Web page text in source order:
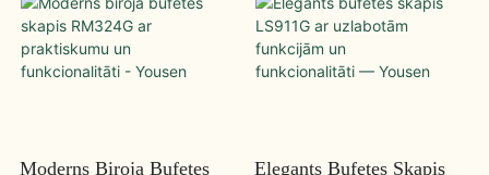
Moderns Biroja Bufetes
Elegants Bufetes Skapis